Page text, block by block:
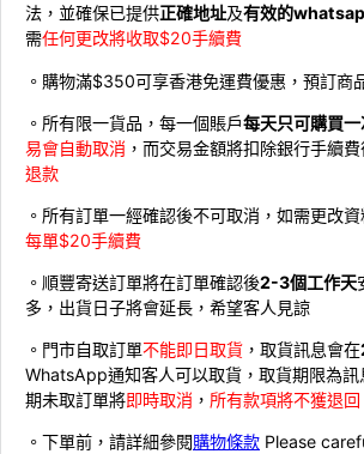
法，並確保已提供正確地址及有效的
需任何更改將收取$20手續費
。購物滿$350可享香港免運費優惠，預訂商
。所有限一貨品，每一個賬戶每天只可購買一
易會自動取消 ，而交易金額將扣除銀行手續
退款
。所有訂單一經確認後不可取消，如需更改
每單$20手續費
。順豐寄送訂單將在訂單確認後2-3個工作天
多，出貨日子將會延長，希望客人見諒
。門市自取訂單不能即日取貨 ，取貨訊息會在
WhatsApp通知客人可以取貨，取貨期限為
期未取訂單將即時取消 ， 所有款項將不獲退回
。下單前，請詳細參閱購物條款 Please